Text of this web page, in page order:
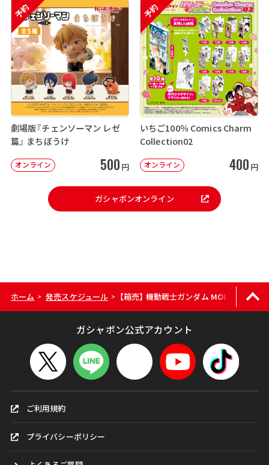
予約
劇場版『チェンソーマン レゼ
篇』 まちぼうけ
オンライン 500 円
予約
いちご100％ Comics Charm
Collection02
オンライン 400 円
ガシャポンオンライン
ホーム > 発売スケジュール > 【箱売】 機動戦士ガンダム MOBILE SUIT
ガシャポン公式アカウント
ご利用規約
プライバシーポリシー